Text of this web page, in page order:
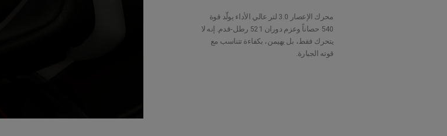
محرك الإعصار 3.0 لتر عالي الأداء يولّد قوة
540 حصاناً وعزم دوران 521 رطل-قدم. إنه لا
يتحرك فقط، بل يهيمن، بكفاءة تتناسب مع
قوته الجبارة.